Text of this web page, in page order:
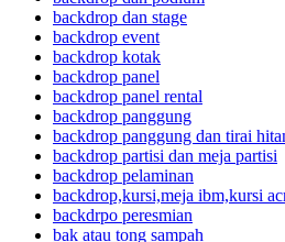
backdrop dan stage
backdrop event
backdrop kotak
backdrop panel
backdrop panel rental
backdrop panggung
backdrop panggung dan tirai
backdrop partisi dan meja partisi
backdrop pelaminan
backdrop,kursi,meja ibm,kursi
backdrpo peresmian
bak atau tong sampah